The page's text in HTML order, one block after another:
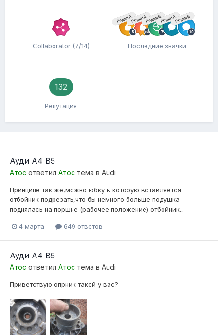
Collaborator (7/14)
РедкийРедкийРедкийРедкийРедкий
Последние значки
132
Репутация
Ауди А4 B5
Атос ответил Атос тема в Audi
Принципе так же,можно юбку в которую вставляется
отбойник подрезать,что бы немного больше подушка
поднялась на поршне (рабочее положение) отбойник...
4 марта 649 ответов
Ауди А4 B5
Атос ответил Атос тема в Audi
Приветствую опрник такой у вас?